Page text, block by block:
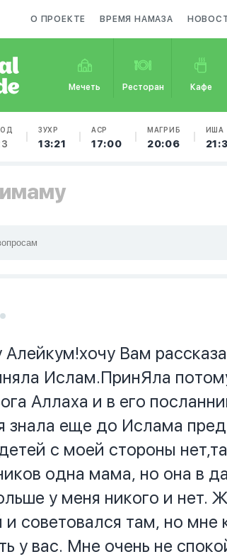
О ПРОЕКТЕ ВРЕМЯ НАМАЗА
Мечеть Ресторан Кафе
ЗУХР
13:21
АСР
17:00
МАГРИБ
20:06
ИША
Вам
Ислам.ПринЯла
Аллаха и в его
знала еще до Ислама
с моей стороны
одна мама, но она в
у меня никого и нет.
и советовался там, но
у вас. Мне очень не